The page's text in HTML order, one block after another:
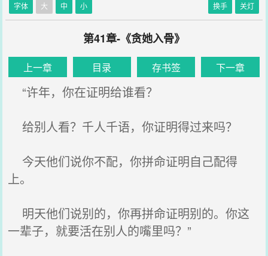
字体 大 中 小 换手 关灯
第41章-《贪她入骨》
上一章 目录 存书签 下一章
“许年，你在证明给谁看？
给别人看？千人千语，你证明得过来吗？
今天他们说你不配，你拼命证明自己配得
上。
明天他们说别的，你再拼命证明别的。你这
一辈子，就要活在别人的嘴里吗？”